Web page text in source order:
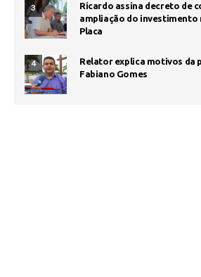
3
Ricardo assina decreto de
ampliação do investimento
Placa
4
Relator explica motivos da
Fabiano Gomes